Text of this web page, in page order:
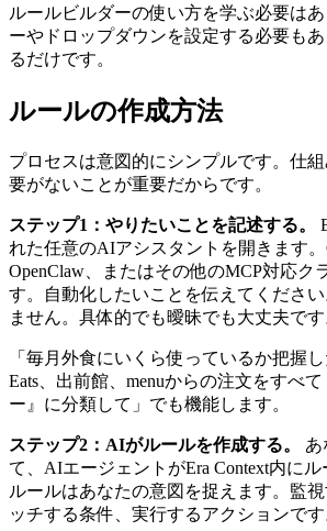
ルールビルダーの使い方を学ぶ必要は
ーやドロップダウンを設定する必要も
るだけです。
ルールの作成方法
プロセスは意図的にシンプルです。仕
要がないことが重要だからです。
ステップ1：やりたいことを記述する。
れた任意のAIアシスタントを開きます。
OpenClaw、またはその他のMCP対応ク
す。自動化したいことを伝えてくださ
ません。具体的でも曖昧でも大丈夫です
「毎月外食にいくら使っているか把握
Eats、出前館、menuからの注文をすべ
ー』に分類して」でも機能します。
ステップ2：AIがルールを作成する。
あ
て、AIエージェントがEra Context内にル
ルールはあなたの意図を捉えます。監
ッチする条件、実行するアクションです